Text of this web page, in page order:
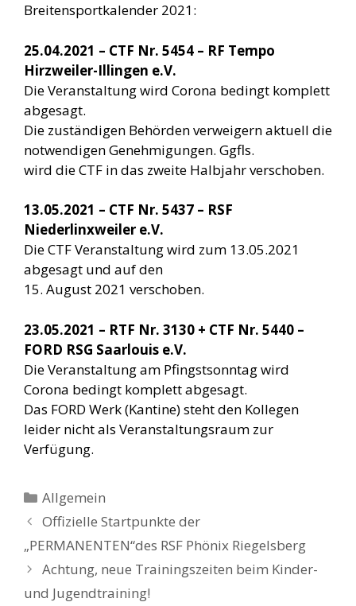
Breitensportkalender 2021:
25.04.2021 – CTF Nr. 5454 – RF Tempo
Hirzweiler-Illingen e.V.
Die Veranstaltung wird Corona bedingt komplett
abgesagt.
Die zuständigen Behörden verweigern aktuell die
notwendigen Genehmigungen. Ggfls.
wird die CTF in das zweite Halbjahr verschoben.
13.05.2021 – CTF Nr. 5437 – RSF
Niederlinxweiler e.V.
Die CTF Veranstaltung wird zum 13.05.2021
abgesagt und auf den
15. August 2021 verschoben.
23.05.2021 – RTF Nr. 3130 + CTF Nr. 5440 –
FORD RSG Saarlouis e.V.
Die Veranstaltung am Pfingstsonntag wird
Corona bedingt komplett abgesagt.
Das FORD Werk (Kantine) steht den Kollegen
leider nicht als Veranstaltungsraum zur
Verfügung.
Kategorien
Allgemein
Offizielle Startpunkte der
„PERMANENTEN“des RSF Phönix Riegelsberg
Achtung, neue Trainingszeiten beim Kinder-
und Jugendtraining!